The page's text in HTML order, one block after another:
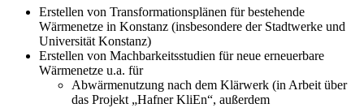
Erstellen von Transformationsplänen für bestehende
Wärmenetze in Konstanz (insbesondere der Stadtwerke und
Universität Konstanz)
Erstellen von Machbarkeitsstudien für neue erneuerbare
Wärmenetze u.a. für
Abwärmenutzung nach dem Klärwerk (in Arbeit über
das Projekt „Hafner KliEn“, außerdem